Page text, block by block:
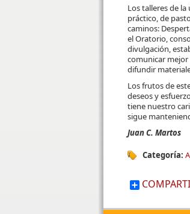
Los talleres de
práctico, de
caminos:
el Oratorio,
divulgación,
comunicar
difundir
Los frutos de
deseos y
tiene nuestro
sigue
Juan C. Martos
Categoría: